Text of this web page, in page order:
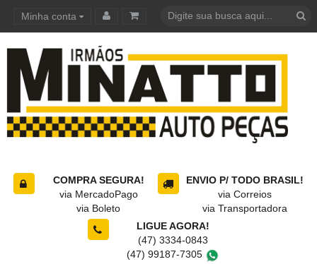
Minha conta
COMPRA SEGURA!
via MercadoPago
via Boleto
ENVIO P/ TODO BRASIL!
via Correios
via Transportadora
LIGUE AGORA!
(47) 3334-0843
(47) 99187-7305